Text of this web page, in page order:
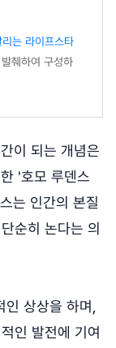
는 라이프스타
췌하여 구성하
이 되는 개념은
'호모 루덴스
는 인간의 본질
순히 논다는 의
인 상상을 하며,
인 발전에 기여